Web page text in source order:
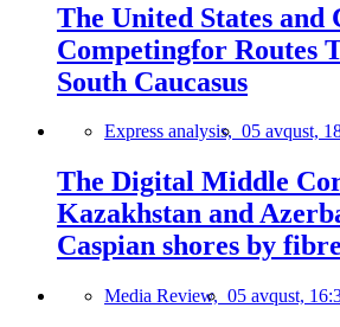
The United States and
Competingfor Routes
South Caucasus
Express analysis, 05 avqust,
The Digital Middle
Kazakhstan and
Caspian shores by
Media Review, 05 avqust,